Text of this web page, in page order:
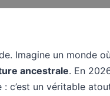
Imagine un monde
ancestrale. En
: c’est un véritable